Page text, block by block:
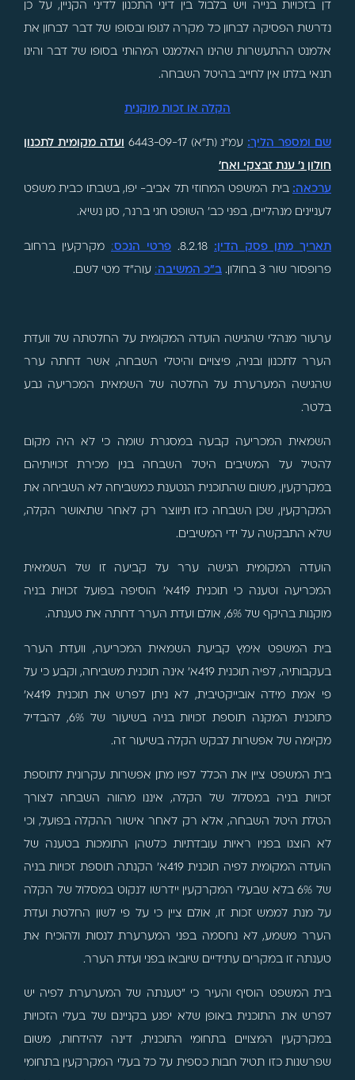
דן בזכויות בנייה ויש בלבול בין דיני התכנון לדיני הקניין, על כן
נדרשת הפסיקה לבחון כל מקרה לגופו ובסופו של דבר לבחון את
אלמנט ההתעשרות שהינו האלמנט המהותי בסופו של דבר והינו
תנאי בלתו אין לחייב בהיטל השבחה.
הקלה או זכות מוקנית
שם ומספר הליך: עמ"נ (ת"א) 6443-09-17 ועדה מקומית לתכנון
חולון נ' ענת זבצקי ואח'
ערכאה: בית המשפט המחוזי תל אביב- יפו, בשבתו כבית משפט
לעניינים מנהליים, בפני כב' השופט חגי ברנר, סגן נשיא.
תאריך מתן פסק הדין : פרטי הנכס: מקרקעין ברחוב
פרופסור שור 3 בחולון. ב"כ המשיבה: עוה"ד מטי לשם.
ערעור מנהלי שהגישה הועדה המקומית על החלטתה של וועדת
הערר לתכנון ובניה, פיצויים והיטלי השבחה, אשר דחתה ערר
שהגישה המערערת על החלטה של השמאית המכריעה גבע
בלטר.
השמאית המכריעה קבעה במסגרת שומה כי לא היה מקום
להטיל על המשיבים היטל השבחה בגין מכירת זכויותיהם
במקרקעין, משום שהתוכנית הנטענת כמשביחה לא השביחה את
המקרקעין, שכן השבחה כזו תיווצר רק לאחר שתאושר הקלה,
שלא התבקשה על ידי המשיבים.
הועדה המקומית הגישה ערר על קביעה זו של השמאית
המכריעה וטענה כי תוכנית 419א' הוסיפה בפועל זכויות בניה
מוקנות בהיקף של 6%, אולם ועדת הערר דחתה את טענתה.
בית המשפט אימץ קביעת השמאית המכריעה, וועדת הערר
בעקבותיה, לפיה תוכנית 419א' אינה תוכנית משביחה, וקבע כי על
פי אמת מידה אובייקטיבית, לא ניתן לפרש את תוכנית 419א'
כתוכנית המקנה תוספת זכויות בניה בשיעור של 6%, להבדיל
מקיומה של אפשרות לבקש הקלה בשיעור זה.
בית המשפט ציין את הכלל לפיו מתן אפשרות עקרונית לתוספת
זכויות בניה במסלול של הקלה, איננו מהווה השבחה לצורך
הטלת היטל השבחה, אלא רק לאחר אישור ההקלה בפועל, וכי
לא הוצגו בפניו ראיות עובדתיות כלשהן התומכות בטענה של
הועדה המקומית לפיה תוכנית 419א' הקנתה תוספת זכויות בניה
של 6% בלא שבעלי המקרקעין יידרשו לנקוט במסלול של הקלה
על מנת לממש זכות זו, אולם ציין כי על פי לשון החלטת ועדת
הערר משמע, לא נחסמה בפני המערערת לנסות ולהוכיח את
טענתה זו במקרים עתידיים שיובאו בפני ועדת הערר.
בית המשפט הוסיף והעיר כי "טענתה של המערערת לפיה יש
לפרש את התוכנית באופן שלא יפגע בקניינם של בעלי הזכויות
במקרקעין המצויים בתחומי התוכנית, דינה להידחות, משום
שפרשנות כזו תטיל חבות כספית על כל בעלי המקרקעין בתחומי